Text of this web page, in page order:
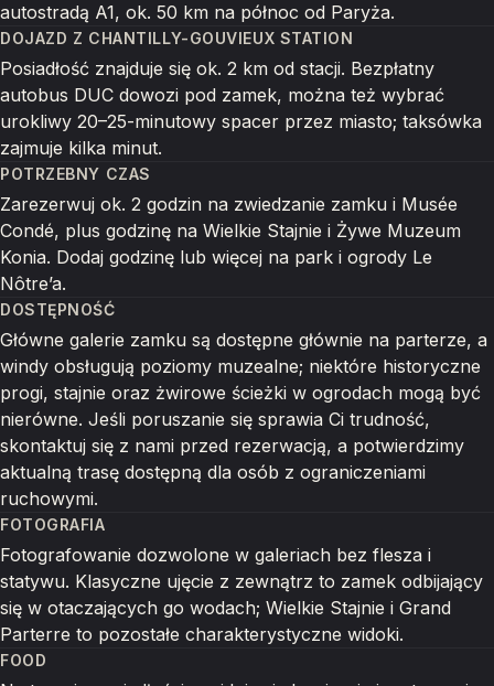
autostradą A1, ok. 50 km na północ od Paryża.
DOJAZD Z CHANTILLY-GOUVIEUX STATION
Posiadłość znajduje się ok. 2 km od stacji. Bezpłatny
autobus DUC dowozi pod zamek, można też wybrać
urokliwy 20–25-minutowy spacer przez miasto; taksówka
zajmuje kilka minut.
POTRZEBNY CZAS
Zarezerwuj ok. 2 godzin na zwiedzanie zamku i Musée
Condé, plus godzinę na Wielkie Stajnie i Żywe Muzeum
Konia. Dodaj godzinę lub więcej na park i ogrody Le
Nôtre’a.
DOSTĘPNOŚĆ
Główne galerie zamku są dostępne głównie na parterze, a
windy obsługują poziomy muzealne; niektóre historyczne
progi, stajnie oraz żwirowe ścieżki w ogrodach mogą być
nierówne. Jeśli poruszanie się sprawia Ci trudność,
skontaktuj się z nami przed rezerwacją, a potwierdzimy
aktualną trasę dostępną dla osób z ograniczeniami
ruchowymi.
FOTOGRAFIA
Fotografowanie dozwolone w galeriach bez flesza i
statywu. Klasyczne ujęcie z zewnątrz to zamek odbijający
się w otaczających go wodach; Wielkie Stajnie i Grand
Parterre to pozostałe charakterystyczne widoki.
FOOD